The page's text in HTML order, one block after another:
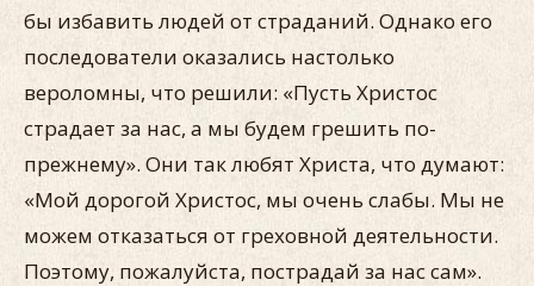
бы избавить людей от страданий. Однако его
последователи оказались настолько
вероломны, что решили: «Пусть Христос
страдает за нас, а мы будем грешить по-
прежнему». Они так любят Христа, что думают:
«Мой дорогой Христос, мы очень слабы. Мы не
можем отказаться от греховной деятельности.
Поэтому, пожалуйста, пострадай за нас сам».